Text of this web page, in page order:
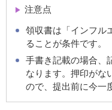
注意点
領収書は「インフル
ることが条件です。
手書き記載の場合、
なります。押印がな
ので、提出前に今一